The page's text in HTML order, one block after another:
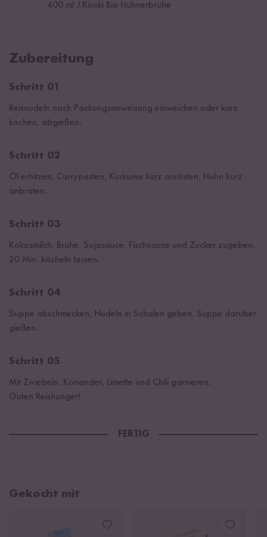
400 ml J.Kinski Bio Hühnerbrühe
Zubereitung
Schritt 01
Reisnudeln nach Packungsanweisung einweichen oder kurz
kochen, abgießen.
Schritt 02
Öl erhitzen, Currypasten, Kurkuma kurz anrösten, Huhn kurz
anbraten.
Schritt 03
Kokosmilch, Brühe, Sojasauce, Fischsauce und Zucker zugeben,
20 Min. köcheln lassen.
Schritt 04
Suppe abschmecken, Nudeln in Schalen geben, Suppe darüber
gießen.
Schritt 05
Mit Zwiebeln, Koriander, Limette und Chili garnieren.
Guten Reishunger!
FERTIG
Gekocht mit